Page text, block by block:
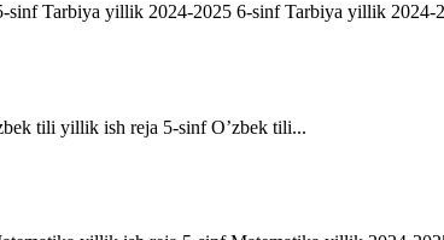
sinf Tarbiya yillik 2024-2025 6-sinf Tarbiya yillik 2024-
tili yillik ish reja 5-sinf O’zbek tili...